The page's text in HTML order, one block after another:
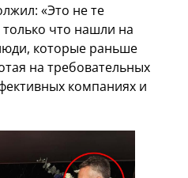
«Это не те
что нашли на
которые раньше
на требовательных
компаниях и